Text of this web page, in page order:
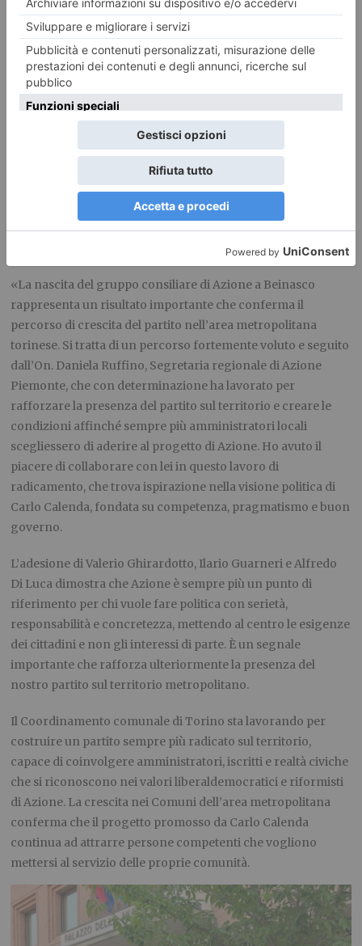
«La nascita del gruppo consiliare di Azione a Beinasco
rappresenta un risultato importante che conferma il
percorso di crescita del partito nell’area metropolitana
torinese. Si tratta di un percorso fortemente voluto e seguito
dall’On. Daniela Ruffino, Segretaria regionale di Azione
Piemonte, che con determinazione ha lavorato per
rafforzare la presenza del partito sul territorio e creare le
condizioni affinché sempre più amministratori locali
scegliessero di aderire al progetto di Azione. Ho avuto il
piacere di collaborare con lei in questo lavoro di
radicamento, che trova ispirazione nella visione politica di
Carlo Calenda, fondata su competenza, pragmatismo e buon
governo.
L’adesione di Valerio Ghirardotto, Ilario Guarneri e Alfredo
Di Luca dimostra che Azione è sempre più un punto di
riferimento per chi vuole fare politica con serietà,
responsabilità e concretezza, mettendo al centro le esigenze
dei cittadini e non gli interessi di parte. È un segnale
importante che rafforza ulteriormente la presenza del
nostro partito sul territorio metropolitano.
Il Coordinamento comunale di Torino sta lavorando per
costruire un partito sempre più radicato sul territorio,
capace di coinvolgere amministratori, iscritti e realtà civiche
che si riconoscono nei valori liberaldemocratici e riformisti
di Azione. La crescita nei Comuni dell’area metropolitana
conferma che il progetto promosso da Carlo Calenda
continua ad attrarre persone competenti che vogliono
mettersi al servizio delle proprie comunità.